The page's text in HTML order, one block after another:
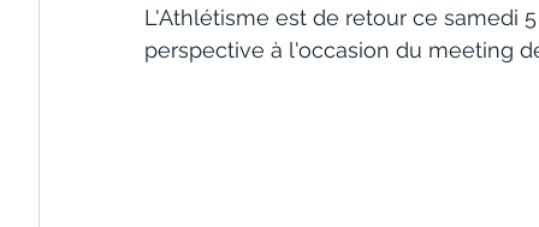
L'Athlétisme est de retour ce
perspective à l'occasion du meeting